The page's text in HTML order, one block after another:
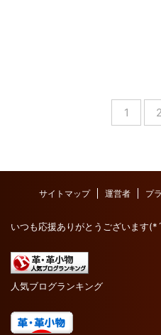
1 2
サイトマップ 運営者 プ
いつも応援ありがとうございます
人気ブログランキング